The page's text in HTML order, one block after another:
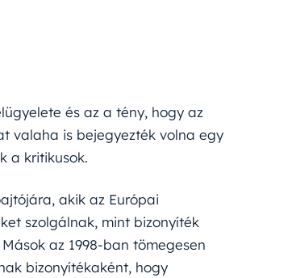
és az a tény, hogy az
valaha is bejegyezték volna egy
a kritikusok.
akik az Európai
szolgálnak, mint bizonyíték
az 1998-ban tömegesen
bizonyítékaként, hogy